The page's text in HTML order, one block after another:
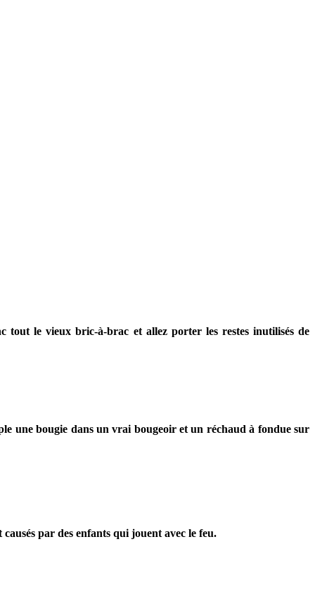
le vieux bric-à-brac et allez porter les restes inutilisés de
une bougie dans un vrai bougeoir et un réchaud à fondue sur
par des enfants qui jouent avec le feu.